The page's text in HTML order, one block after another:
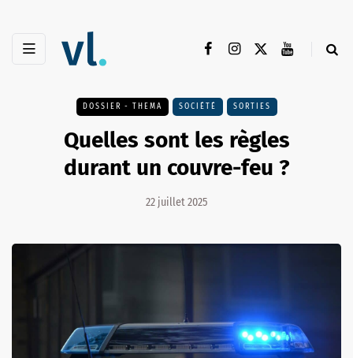
DOSSIER - THEMA SOCIÉTÉ SORTIES
Quelles sont les règles
durant un couvre-feu ?
22 juillet 2025